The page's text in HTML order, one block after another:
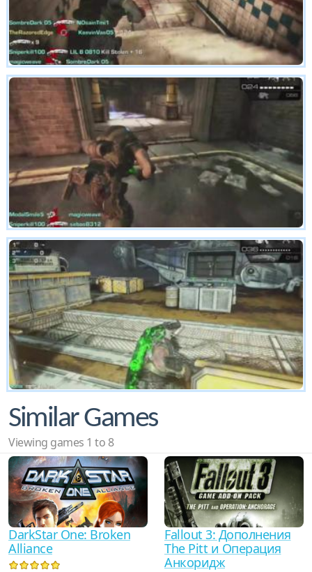
Similar Games
Viewing games 1 to 8
DarkStar One: Broken
Alliance
Fallout 3: Дополнения
The Pitt и Операция
Анкоридж